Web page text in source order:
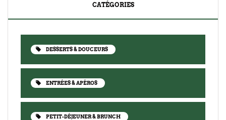
CATÉGORIES
DESSERTS & DOUCEURS
ENTRÉES & APÉROS
PETIT-DÉJEUNER & BRUNCH